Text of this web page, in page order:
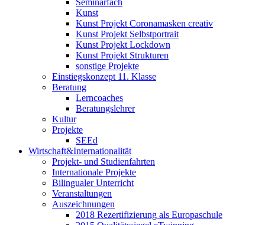
Seminarfach
Kunst
Kunst Projekt Coronamasken creativ
Kunst Projekt Selbstportrait
Kunst Projekt Lockdown
Kunst Projekt Strukturen
sonstige Projekte
Einstiegskonzept 11. Klasse
Beratung
Lerncoaches
Beratungslehrer
Kultur
Projekte
SEEd
Wirtschaft&Internationalität
Projekt- und Studienfahrten
Internationale Projekte
Bilingualer Unterricht
Veranstaltungen
Auszeichnungen
2018 Rezertifizierung als Europaschule